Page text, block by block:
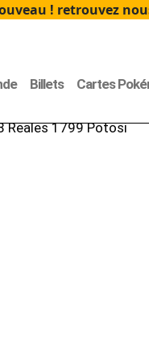
! retrouvez
Billets Cartes
Reales 1799 Potosi